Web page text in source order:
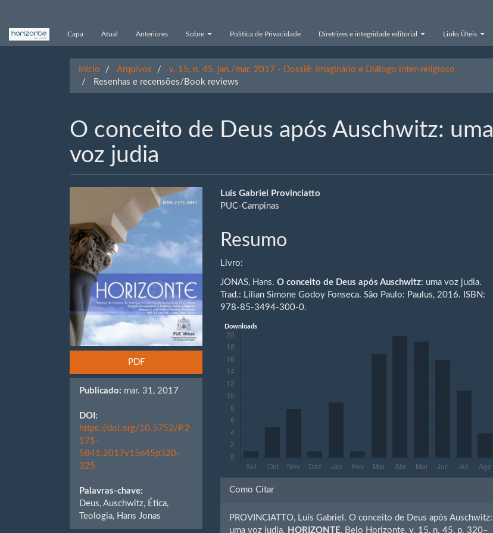
Conteúdo
principal
Capa Atual Anteriores Sobre Política de Privacidade Diretrizes e integridade editorial Links Úteis
Início Arquivos
v. 15, n. 45, jan./mar. 2017 - Dossiê: Imaginário e Diálogo inter-religioso
Resenhas e recensões/Book reviews
O conceito de Deus após Auschwitz: uma
voz judia
lateral
de
artigos
PDF
Publicado: mar. 31, 2017
DOI:
https://doi.org/10.5752/P.2
175-
5841.2017v15n45p320-
325
Palavras-chave:
Deus, Auschwitz, Ética,
Teologia, Hans Jonas
Conteúdo
artigo
principal
Luís Gabriel Provinciatto
PUC-Campinas
Resumo
Livro:
JONAS, Hans.O conceito de Deus após Auschwitz: uma voz judia.
Trad.: Lilian Simone Godoy Fonseca. São Paulo: Paulus, 2016. ISBN:
978-85-3494-300-0.
Downloads
Detalhes
artigo
Como Citar
PROVINCIATTO, Luís Gabriel. O conceito de Deus após Auschwitz:
uma voz judia. HORIZONTE, Belo Horizonte, v. 15, n. 45, p. 320–